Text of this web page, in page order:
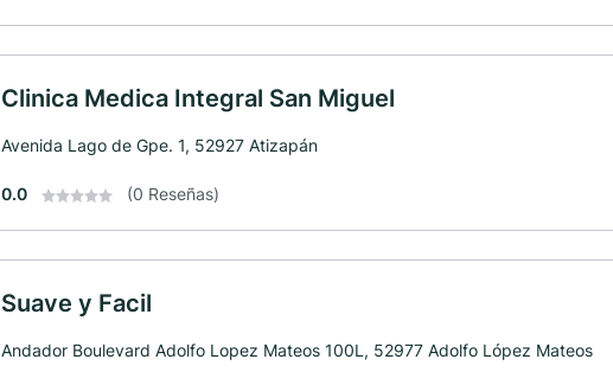
Clinica Medica Integral San Miguel
Avenida Lago de Gpe. 1, 52927 Atizapán
0.0 (0 Reseñas)
Suave y Facil
Andador Boulevard Adolfo Lopez Mateos 100L, 52977 Adolfo López Mateos